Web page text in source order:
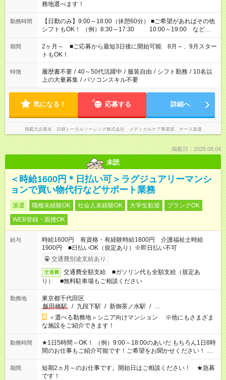
務地選べます！
勤務時間
【日勤のみ】9:00～18:00（休憩60分） ■ご希望があればその他
シフトもOK！ （例）8:30～17:30 10:00～19:00 など
「家族とお休みを合わせたい」 「できれば残業はしたくない」
など、あなたのご希望に沿ったお仕事をご紹介します！ ※Wワ
ーク希望の方へ 今ご覧のお仕事で希望する勤務時間と、もう1つ
のお仕事の勤務時間。 合計で週40時間を超える場合は応募でき
ません
期間
2ヶ月～ ■ご応募から最短3日後に開始可能 8月～、9月スター
トもOK！
特徴 履歴書不要 / 40～50代活躍中 / 服装自由 / シフト勤務 / 10名以
上の大量募集 / パソコンスキル不要
気になる！ 応募する 詳細へ
掲載元企業名 日研トータルソーシング株式会社 メディカルケア事業部 ナース派遣
掲載日：2026.08.04
未読
＜時給1600円＊日払い可＞ラグジュアリーマンシ
ョンで買い物代行などサポート業務
派遣 職種未経験OK 社会人未経験OK 大学生歓迎
ブランクOK
WEB登録・面接OK
給与
時給1600円 有資格・有経験時給1800円 介護福祉士時給
1900円 ■日払いOK（規定あり）※即日払い不可
交通費別途支給あり
交通費
交通費全額支給 ■ガソリン代も全額支給（規定あ
り） ■無料駐車場もご相談ください
勤務地
東京都千代田区
飯田橋駅
/ 九段下駅 / 新御茶ノ水駅 / …
＜選べる勤務地＞シニア向けマンション ※他にもさまざま
な施設をご紹介できます！
勤務時間
★1日5時間～OK！ （例）9:00～18:00のあいだ もちろん1日8時
間のお仕事もご紹介可能です！ご希望をお聞かせください！ ★
家庭の都合でお休みが必要な場合も遠慮なくご相談ください。
※週最低15時間以上の勤務が必要です
期間
短期2ヵ月～のお仕事です。開始日はご相談ください！ ★急募
です！